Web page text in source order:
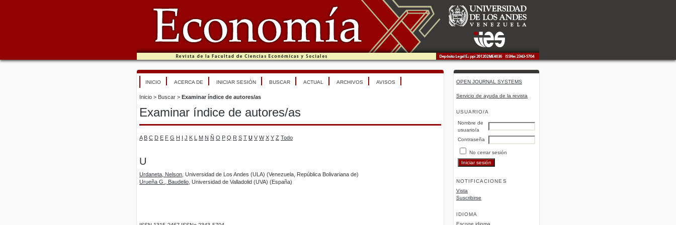
OPEN JOURNAL SYSTEMS
Servicio de ayuda de la revista
USUARIO/A
Nombre de
usuario/a
Contraseña
No cerrar sesión
NOTIFICACIONES
Vista
Suscribirse
IDIOMA
Escoge idioma
INICIO ACERCA DE INICIAR SESIÓN BUSCAR ACTUAL ARCHIVOS AVISOS
Inicio > Buscar > Examinar índice de autores/as
Examinar índice de autores/as
A B C D E F G H I J K L M N Ñ O P Q R S T U V W X Y Z Todo
U
Urdaneta, Nelson , Universidad de Los Andes (ULA) (Venezuela, República Bolivariana de)
Urueña G., Baudelio , Universidad de Valladolid (UVA) (España)